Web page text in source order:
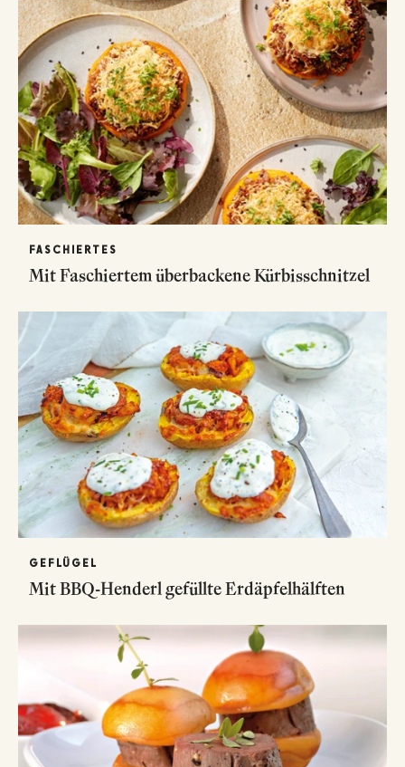
FASCHIERTES
Mit Faschiertem überbackene Kürbisschnitzel
GEFLÜGEL
Mit BBQ-Henderl gefüllte Erdäpfelhälften